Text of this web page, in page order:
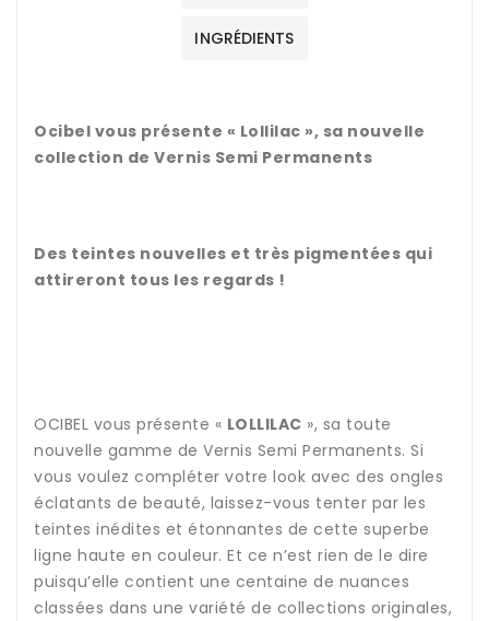
INGRÉDIENTS
Ocibel vous présente « Lollilac », sa nouvelle
collection de Vernis Semi Permanents
Des teintes nouvelles et très pigmentées qui
attireront tous les regards !
OCIBEL vous présente « LOLLILAC », sa toute
nouvelle gamme de Vernis Semi Permanents. Si
vous voulez compléter votre look avec des ongles
éclatants de beauté, laissez-vous tenter par les
teintes inédites et étonnantes de cette superbe
ligne haute en couleur. Et ce n’est rien de le dire
puisqu’elle contient une centaine de nuances
classées dans une variété de collections originales,